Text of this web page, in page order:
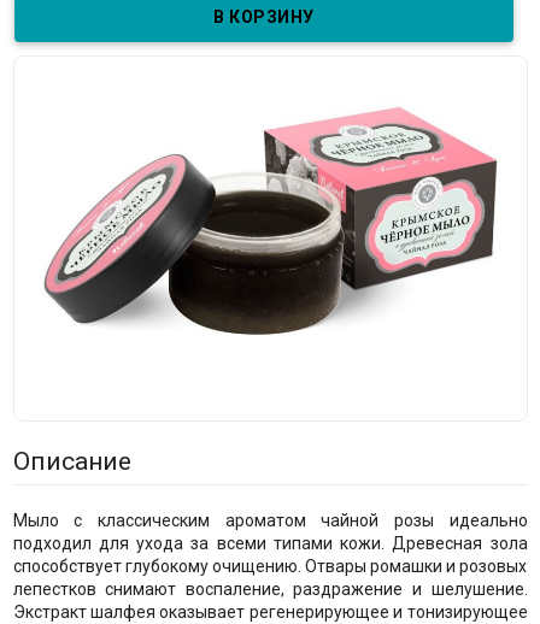
Описание
Мыло с классическим ароматом чайной розы идеально
подходил для ухода за всеми типами кожи. Древесная зола
способствует глубокому очищению. Отвары ромашки и розовых
лепестков снимают воспаление, раздражение и шелушение.
Экстракт шалфея оказывает регенерирующее и тонизирующее